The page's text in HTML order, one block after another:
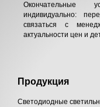
Окончательные
индивидуально:
связаться с
актуальности цен и
Продукция
Светодиодные